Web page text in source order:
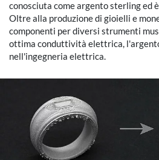
conosciuta come argento sterling ed
Oltre alla produzione di gioielli e
componenti per diversi strumenti
ottima conduttività elettrica,
nell'ingegneria elettrica.